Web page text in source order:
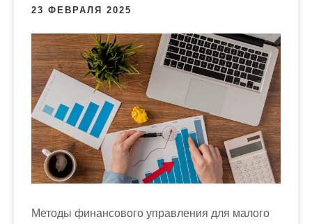
23 ФЕВРАЛЯ 2025
Методы финансового управления для малого